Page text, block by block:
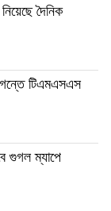
দৈনিক
টিএমএসএস
গুগল ম্যাপে